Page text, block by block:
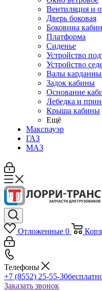
Вентиляция и
Дверь боковая
Боковина
Платформа
Сиденье
Устройство
Устройство
Валы
Задок кабины
Основание
Лебедка и
Крыша кабины
Ещё
Макспауэр
ГАЗ
МАЗ
Отложенные 0
Телефоны
+7 (8552) 25-55-30
Заказать звонок